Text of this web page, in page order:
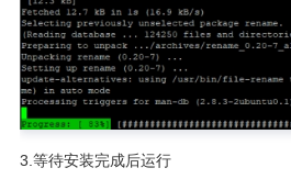
3.等待安装完成后运行